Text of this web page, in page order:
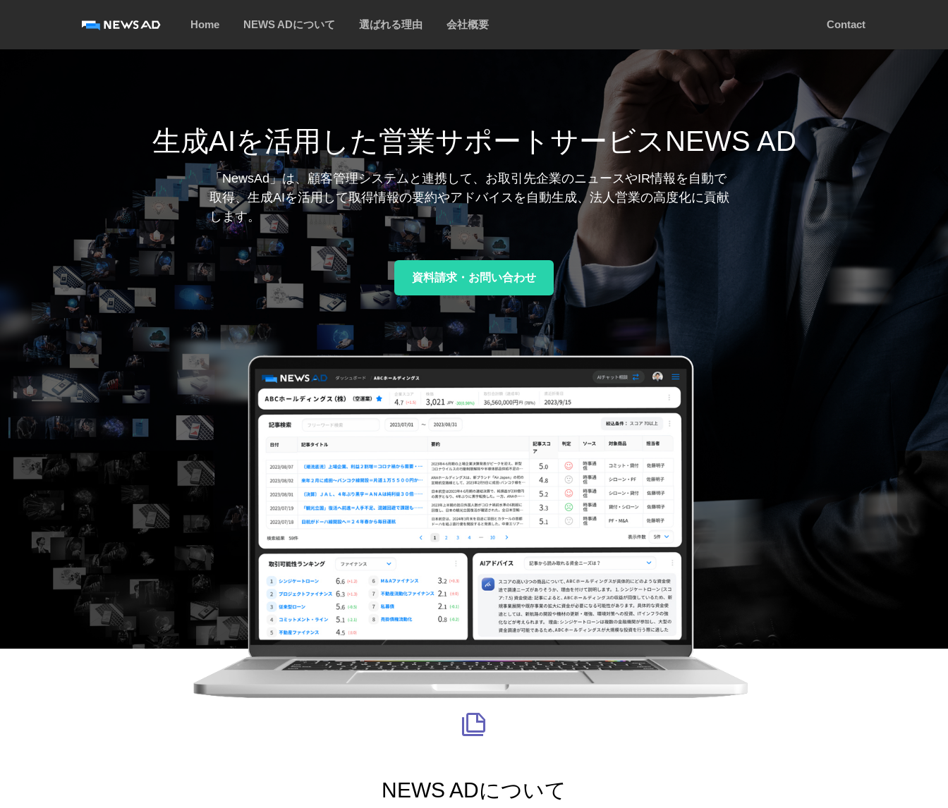
Home NEWS ADについて 選ばれる理由 会社概要 Contact
生成AIを活用した営業サポートサービスNEWS AD
「NewsAd」は、顧客管理システムと連携して、お取引先企業のニュースやIR情報を自動で
取得、生成AIを活用して取得情報の要約やアドバイスを自動生成、法人営業の高度化に貢献
します。
資料請求・お問い合わせ
NEWS ADについて